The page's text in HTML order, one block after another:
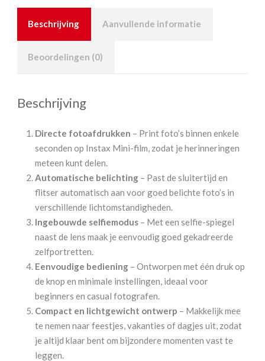
Beschrijving Aanvullende informatie
Beoordelingen (0)
Beschrijving
Directe fotoafdrukken – Print foto’s binnen enkele
seconden op Instax Mini-film, zodat je herinneringen
meteen kunt delen.
Automatische belichting – Past de sluitertijd en
flitser automatisch aan voor goed belichte foto’s in
verschillende lichtomstandigheden.
Ingebouwde selfiemodus – Met een selfie-spiegel
naast de lens maak je eenvoudig goed gekadreerde
zelfportretten.
Eenvoudige bediening – Ontworpen met één druk op
de knop en minimale instellingen, ideaal voor
beginners en casual fotografen.
Compact en lichtgewicht ontwerp – Makkelijk mee
te nemen naar feestjes, vakanties of dagjes uit, zodat
je altijd klaar bent om bijzondere momenten vast te
leggen.